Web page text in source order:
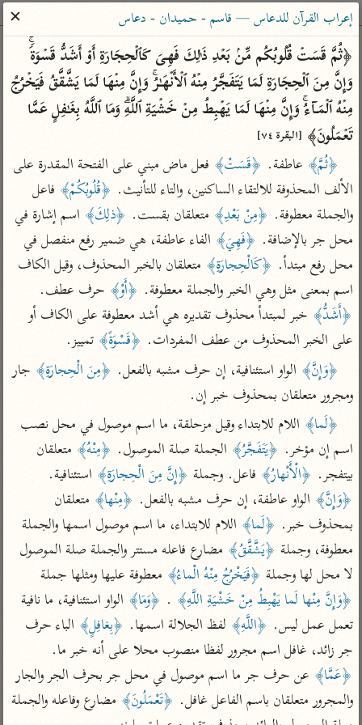
ساهم معنا في نشر القرآن والعلم الشرعي
الباحث القرآني
بحث تفسير علوم مصاحف معاجم
Type 2 or more characters for results.
Type 1 or more
characters for results.
أمّهات
تفسير الطبري
تفسير ابن كثير
تفسير القرطبي
تفسير البغوي
جمع الأقوال
تفسير ابن الجوزي
تفسير الماوردي
منتقاة
تفسير ابن القيم
تفسير ابن تيمية
عامّة
تفسير السمعاني
تفسير مكّي
محاسن التأويل
للقاسمي
تفسير الثعالبي
عامّة
فتح البيان للقنوجي
فتح القدير للشوكاني
تفسير ابن جزي
موسوعات
تفسير الآلوسي
تفسير الرازي
أخرى
أضواء البيان
نظم الدرر للبقاعي
لغة وبلاغة
التحرير والتنوير
المحرر الوجيز لابن
عطية
البحر المحيط لأبي
حيان
البسيط للواحدي
معاصرة
الميسر
المختصر في
التفسير
تفسير السعدي
أيسر التفاسير
القرآن – تدبر وعمل
مركَّزة العبارة
تفسير الجلالين
جامع البيان للإيجي
تفسير البيضاوي
تفسير النسفي
الوجيز للواحدي
تفسير ابن أبي زمنين
آثار
موسوعة التفسير
المأثور
إعراب القرآن للدعاس — قاسم - حميدان - دعاس
✕
﴿ثُمَّ قَسَتۡ قُلُوبُكُم مِّنۢ بَعۡدِ ذَ ٰ⁠لِكَ فَهِیَ كَٱلۡحِجَارَةِ أَوۡ أَشَدُّ قَسۡوَةࣰۚ
تَعۡمَلُونَ﴾ [البقرة ٧٤]
﴿ثُمَّ﴾ عاطفة. ﴿قَسَتْ﴾
الألف المحذوفة للالتقاء الساكنين، والتاء للتأنيث. ﴿قُلُوبُكُمْ﴾
والجملة معطوفة. ﴿مِنْ بَعْدِ﴾ متعلقان بقست. ﴿ذلِكَ﴾
محل جر بالإضافة. ﴿فَهِيَ﴾
محل رفع مبتدأ. ﴿كَالْحِجارَةِ﴾
اسم بمعنى مثل وهي الخبر والجملة معطوفة. ﴿أَوْ﴾ حرف عطف.
﴿أَشَدُّ﴾
خبر لمبتدأ محذوف تقديره هي أشد معطوفة على الكاف أو
على الخبر المحذوف من عطف المفردات. ﴿قَسْوَةً﴾ تمييز.
﴿وَإِنَّ﴾ الواو استئنافية، إن حرف مشبه بالفعل. ﴿مِنَ الْحِجارَةِ﴾
جار
ومجرور متعلقان بمحذوف خبر إن.
﴿لَما﴾
اسم إن مؤخر. ﴿يَتَفَجَّرُ﴾ الجملة صلة الموصول. ﴿مِنْهُ﴾
بيتفجر. ﴿الْأَنْهارُ﴾ فاعل. وجملة ﴿إِنَّ مِنَ الْحِجارَةِ﴾ استئنافية.
﴿وَإِنَّ﴾ الواو عاطفة، إن حرف مشبه بالفعل. ﴿مِنْها﴾
بمحذوف خبر. ﴿لَما﴾
معطوفة، وجملة ﴿يَشَّقَّقُ﴾
لا محل لها وجملة ﴿فَيَخْرُجُ مِنْهُ الْماءُ﴾ معطوفة عليها ومثلها جملة
﴿وَإِنَّ مِنْها لَما يَهْبِطُ مِنْ خَشْيَةِ اللَّهِ﴾ . ﴿وَمَا﴾
تعمل عمل ليس. ﴿اللَّهِ﴾ لفظ الجلالة اسمها. ﴿بِغافِلٍ﴾
جر زائد، غافل اسم مجرور لفظا منصوب محلا على أنه خبر ما.
﴿عَمَّا﴾
عن حرف جر ما اسم موصول في محل جر بحرف الجر والجار
والمجرور متعلقان باسم الفاعل غافل. ﴿تَعْمَلُونَ﴾